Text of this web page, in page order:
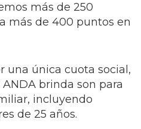
más de 250
más de 400 puntos en
una única cuota social,
brinda son para
incluyendo
de 25 años.